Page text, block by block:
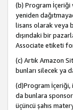
(b) Program İçeriği
yeniden
lisans olarak veya
dışındaki bir
Associate etiketi
(c) Artık Amazon
bunları silecek ya
(d)Program İçeriği,
da bunlara
üçüncü şahıs